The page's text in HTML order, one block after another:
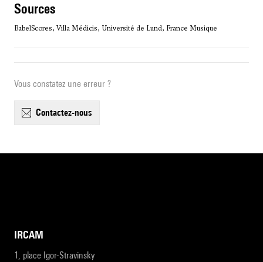
sources
BabelScores, Villa Médicis, Université de Lund, France Musique
Vous constatez une erreur ?
contactez-nous
IRCAM
1, place Igor-Stravinsky